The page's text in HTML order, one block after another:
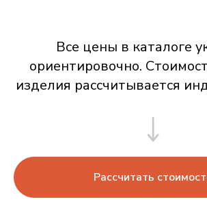
Все цены в каталоге
ориентировочно.
изделия рассчитывается
Рассчитать